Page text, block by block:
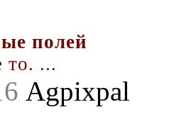
полей
то. ...
Agpixpal